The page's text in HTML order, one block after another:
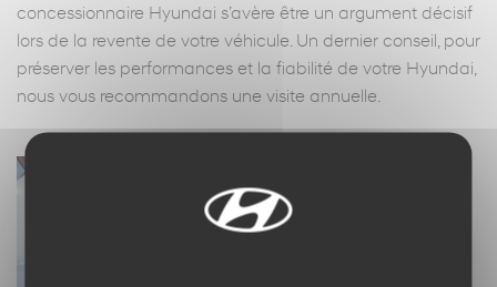
concessionnaire Hyundai s’avère être un argument décisif
lors de la revente de votre véhicule. Un dernier conseil, pour
préserver les performances et la fiabilité de votre Hyundai,
nous vous recommandons une visite annuelle.